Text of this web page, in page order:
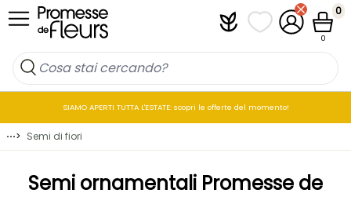
Salta al contenuto PlantfitI miei elenchi di
Il mio
0
0
SIAMO APERTI TUTTA L'ESTATE: scopri le offerte del momento!
⋯> Semi di fiori
Semi ornamentali Promesse de